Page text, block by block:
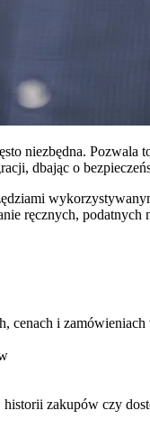
niezbędna.
dbając o
ręcznych,
cenach i
historii zakupów czy